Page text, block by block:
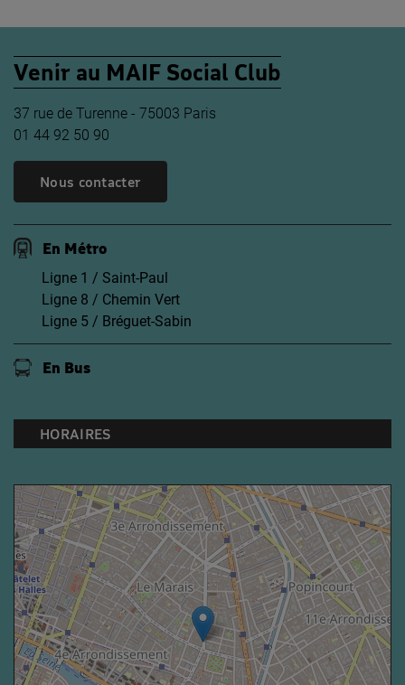
Venir au MAIF Social Club
37 rue de Turenne - 75003 Paris
01 44 92 50 90
Nous contacter
En Métro
Ligne 1 / Saint-Paul
Ligne 8 / Chemin Vert
Ligne 5 / Bréguet-Sabin
En Bus
HORAIRES